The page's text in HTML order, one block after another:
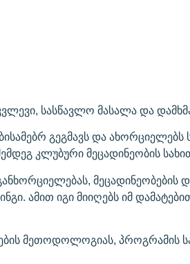
სასწავლო მასალა და
გეგმავს და
კლუბური მეცადინეობის
მეცადინეობების
ამით იგი მიიღებს იმ
მეთოდოლოგიას, პროგრამის